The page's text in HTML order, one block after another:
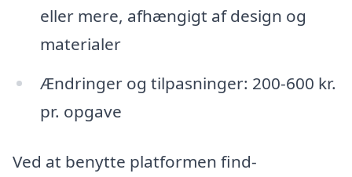
eller mere, afhængigt af design og
materialer
Ændringer og tilpasninger: 200-600 kr.
pr. opgave
Ved at benytte platformen find-